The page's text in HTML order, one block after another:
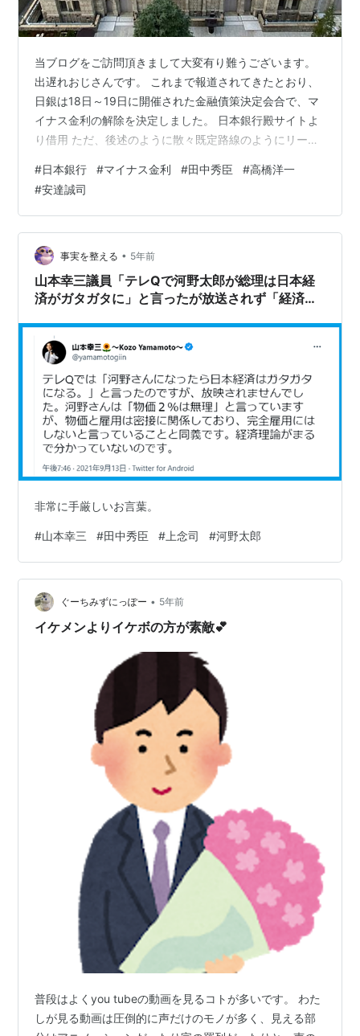
当ブログをご訪問頂きまして大変有り難うございます。
出遅れおじさんです。 これまで報道されてきたとおり、
日銀は18日～19日に開催された金融債策決定会合で、マ
イナス金利の解除を決定しました。 日本銀行殿サイトよ
り借用 ただ、後述のように散々既定路線のようにリーク
で、むしろ株価は上昇、日経平均は40,000円を僅かです
が上回りました。
https://www.boj.or.jp/mopo/mpmdeci/mpr_2024/k240
319a.pdf 主な決定事項は以下の4点でした。 (1)金融市場
調節方針：無担保コールレートを0.0～0.1%とする…
#日本銀行 #マイナス金利 #田中秀臣 #高橋洋一
#安達誠司
事実を整える • 5年前
山本幸三議員「テレQで河野太郎が総理は日本経
済がガタガタに」と言ったが放送されず「経済理
非常に手厳しいお言葉。
#山本幸三 #田中秀臣 # 上念司 #河野太郎
ぐーちみずにっぽー • 5年前
イケメンよりイケボの方が素敵💕
普段はよくyou tubeの動画を見るコトが多いです。 わた
しが見る動画は圧倒的に声だけのモノが多く、見える部